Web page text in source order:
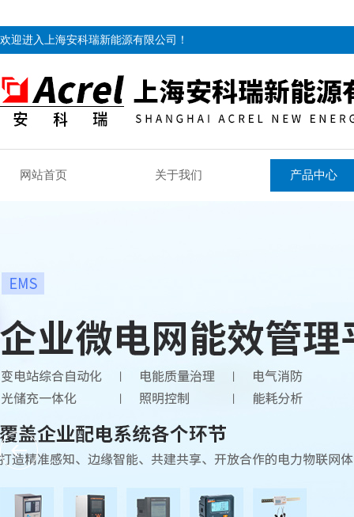
欢迎进入上海安科瑞新能源有限公司！
网站首页 关于我们 产品中心